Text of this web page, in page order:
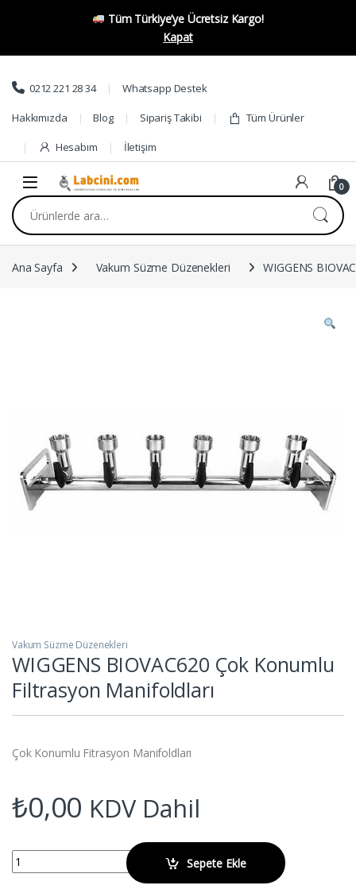
Tüm Türkiye’ye Ücretsiz Kargo!
Kapat
Skip to navigation
Skip to content
0212 221 28 34 Whatsapp Destek
Hakkımızda Blog Sipariş Takibi Tüm Ürünler
Hesabım İletişim
0
Ara:
Ana Sayfa Vakum Süzme Düzenekleri WIGGENS
Vakum Süzme Düzenekleri
WIGGENS BIOVAC620 Çok Konumlu
Filtrasyon Manifoldları
Çok Konumlu Fitrasyon Manifoldları
₺0,00 KDV Dahil
WIGGENS BIOVAC620 Çok Konumlu Filtrasyon Manifoldları quantity
Sepete Ekle